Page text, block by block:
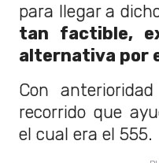
para llegar a
tan factible,
alternativa por
Con
recorrido que
el cual era el 555.